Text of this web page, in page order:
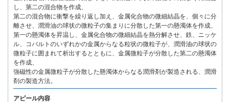
し、第二の混合物を作成、
第二の混合物に衝撃を繰り返し加え、金属化合物の微細結晶を、個々に分
離させ、潤滑油の球状の微粒子の集まりに分散した第一の懸濁体を作成、
第一の懸濁体を昇温し、金属化合物の微細結晶を熱分解させ、鉄、ニッケ
ル、コバルトのいずれかの金属からなる粒状の微粒子が、潤滑油の球状の
微粒子に囲まれて析出するとともに、金属微粒子が分散した第二の懸濁体
を作成、
強磁性の金属微粒子が分散した懸濁体からなる潤滑剤が製造される、潤滑
剤の製造方法。
アピール内容